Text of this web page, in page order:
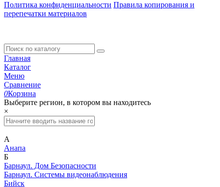
Политика конфиденциальности Правила копирования и
перепечатки материалов
Главная
Каталог
Меню
Сравнение
0Корзина
Выберите регион, в котором вы находитесь
×
А
Анапа
Б
Барнаул. Дом Безопасности
Барнаул. Системы видеонаблюдения
Бийск